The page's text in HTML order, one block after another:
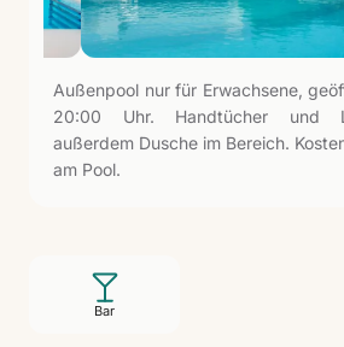
Außenpool nur für Erwachsene,
20:00 Uhr. Handtücher und
außerdem Dusche im Bereich.
am Pool.
Bar